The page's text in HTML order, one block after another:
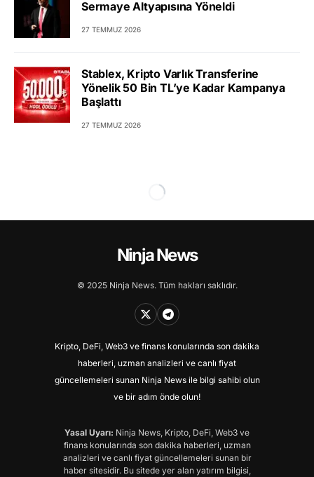
Sermaye Altyapısına Yöneldi
27 TEMMUZ 2026
Stablex, Kripto Varlık Transferine
Yönelik 50 Bin TL’ye Kadar Kampanya
Başlattı
27 TEMMUZ 2026
Ninja News
© 2025 Ninja News. Tüm hakları saklıdır.
Kripto, DeFi, Web3 ve finans konularında son dakika
haberleri, uzman analizleri ve canlı fiyat
güncellemeleri sunan Ninja News ile bilgi sahibi olun
ve bir adım önde olun!
Yasal Uyarı: Ninja News, Kripto, DeFi, Web3 ve
finans konularında son dakika haberleri, uzman
analizleri ve canlı fiyat güncellemeleri sunan bir
haber sitesidir. Bu sitede yer alan yatırım bilgisi,